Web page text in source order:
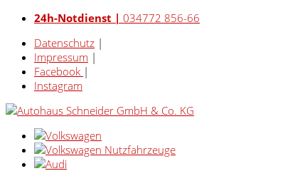
24h-Notdienst | 034772 856-66
Datenschutz |
Impressum |
Facebook |
Instagram